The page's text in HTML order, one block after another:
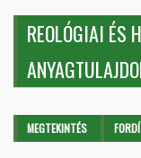
REOLÓGIAI ÉS
Elsődleges
MEGTEKINTÉS (AKTÍV